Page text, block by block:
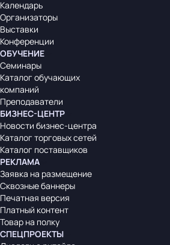
Календарь
Организаторы
Выставки
Конференции
ОБУЧЕНИЕ
Семинары
Каталог обучающих
компаний
Преподаватели
БИЗНЕС-ЦЕНТР
Новости бизнес-центра
Каталог торговых сетей
Каталог поставщиков
РЕКЛАМА
Заявка на размещение
Сквозные баннеры
Печатная версия
Платный контент
Товар на полку
СПЕЦПРОЕКТЫ